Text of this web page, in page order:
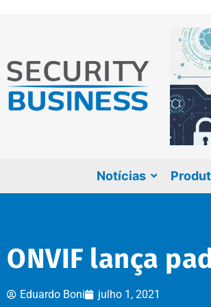
Notícias
ONVIF lança
Eduardo Boni julho 1, 2021